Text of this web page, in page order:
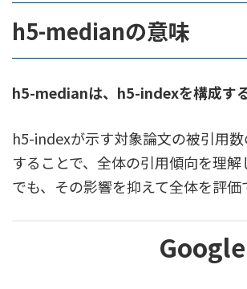
h5-medianの意味
h5-medianは、h5-indexを構成す
h5-indexが示す対象論文の被引用
することで、全体の引用傾向を理
でも、その影響を抑えて全体を評価